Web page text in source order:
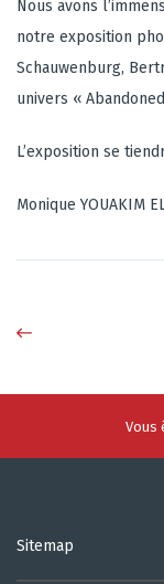
Nous avons
notre exposition
Schauwenburg,
univers «
L’exposition se
Monique YOUAKIM
Vous
Sitemap